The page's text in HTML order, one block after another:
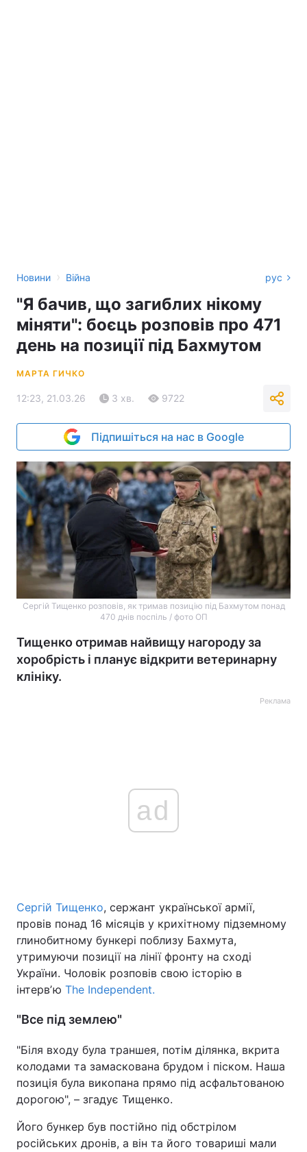
Новини › Війна рус
"Я бачив, що загиблих нікому
міняти": боєць розповів про 471
день на позиції під Бахмутом
МАРТА ГИЧКО
12:23, 21.03.26 3 хв. 9722
Підпишіться на нас в Google
Сергій Тищенко розповів, як тримав позицію під Бахмутом понад
470 днів поспіль / фото ОП
Тищенко отримав найвищу нагороду за
хоробрість і планує відкрити ветеринарну
клініку.
Реклама
ad
Сергій Тищенко, сержант української армії,
провів понад 16 місяців у крихітному підземному
глинобитному бункері поблизу Бахмута,
утримуючи позиції на лінії фронту на сході
України. Чоловік розповів свою історію в
інтервʼю The Independent.
"Все під землею"
"Біля входу була траншея, потім ділянка, вкрита
колодами та замаскована брудом і піском. Наша
позиція була викопана прямо під асфальтованою
дорогою", – згадує Тищенко.
Його бункер був постійно під обстрілом
російських дронів, а він та його товариші мали